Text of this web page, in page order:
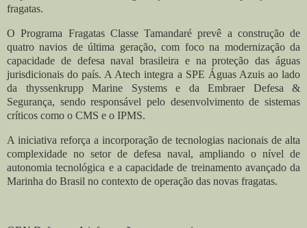
fragatas.
O Programa Fragatas Classe Tamandaré prevê a construção de
quatro navios de última geração, com foco na modernização da
capacidade de defesa naval brasileira e na proteção das águas
jurisdicionais do país. A Atech integra a SPE Águas Azuis ao lado
da thyssenkrupp Marine Systems e da Embraer Defesa &
Segurança, sendo responsável pelo desenvolvimento de sistemas
críticos como o CMS e o IPMS.
A iniciativa reforça a incorporação de tecnologias nacionais de alta
complexidade no setor de defesa naval, ampliando o nível de
autonomia tecnológica e a capacidade de treinamento avançado da
Marinha do Brasil no contexto de operação das novas fragatas.